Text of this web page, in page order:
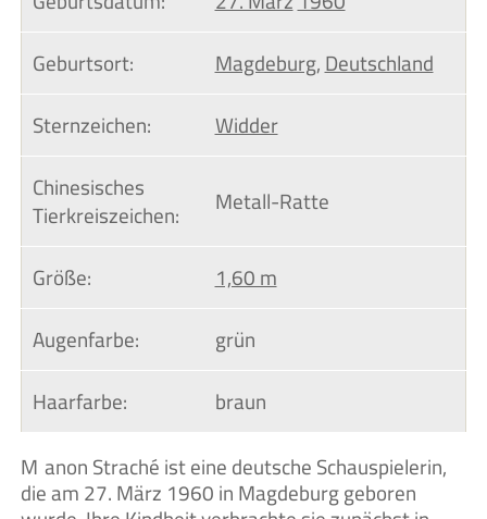
Geburtsort:
Magdeburg,Deutschland
Sternzeichen:
Widder
Chinesisches
Tierkreiszeichen:
Metall-Ratte
Größe:
1,60 m
Augenfarbe:
grün
Haarfarbe:
braun
Manon Straché ist eine deutsche Schauspielerin,
die am 27. März 1960 in Magdeburg geboren